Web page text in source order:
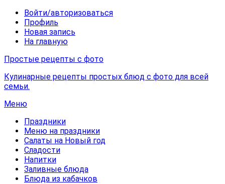
Войти/авторизоваться
Профиль
Новая запись
На главную
Простые рецепты с фото
Кулинарные рецепты простых блюд с фото для всей
семьи.
Меню
Праздники
Меню на праздники
Салаты на Новый год
Сладости
Напитки
Заливные блюда
Блюда из кабачков